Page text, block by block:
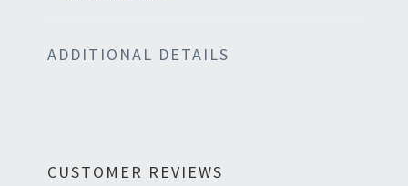
ADDITIONAL DETAILS
CUSTOMER REVIEWS